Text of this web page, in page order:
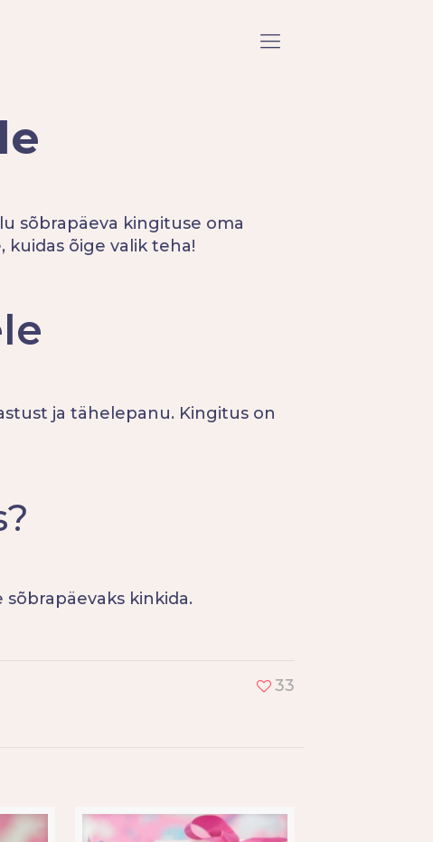
sõbrapäeva kingituse oma
õige valik teha!
ja tähelepanu. Kingitus on
kinkida.
33